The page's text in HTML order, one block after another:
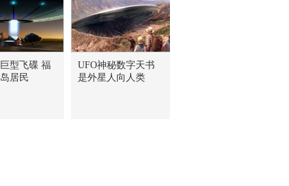
型飞碟 福
居民
UFO神秘数字天书
是外星人向人类